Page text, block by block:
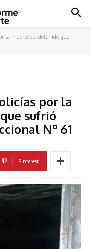
la muerte del detenido que
por la
sufrió
Nº 61
Pinterest